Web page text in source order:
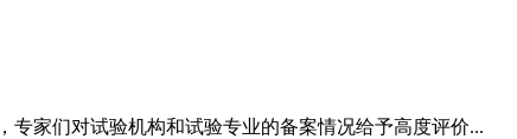
家们对试验机构和试验专业的备案情况给予高度评价...